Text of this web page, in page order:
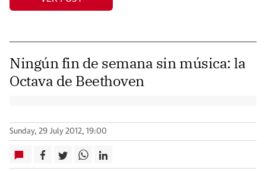
Ningún fin de semana sin música: la
Octava de Beethoven
Sunday, 29 July 2012, 19:00